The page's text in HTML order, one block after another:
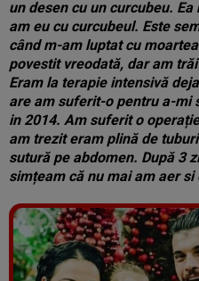
un desen cu un curcubeu.
am eu cu curcubeul. Este
când m-am luptat cu
povestit vreodată, dar am
Eram la terapie intensivă
are am suferit-o pentru a-mi
in 2014. Am suferit o
am trezit eram plină de
sutură pe abdomen. După 3
simțeam că nu mai am aer si